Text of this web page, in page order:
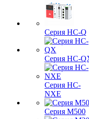
Серия HC-Q
Серия HC-
Серия HC-
NXE
Серия M500